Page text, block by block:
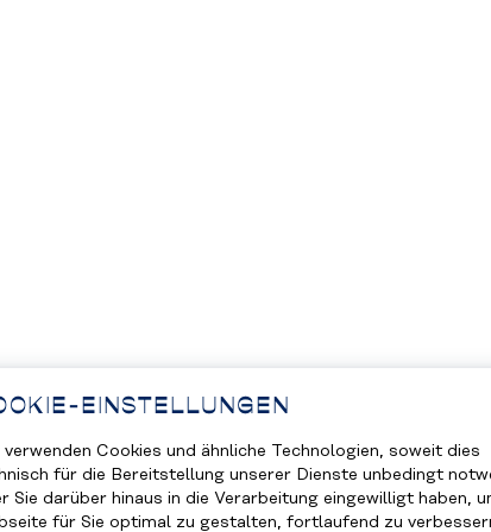
EINSTELLUNGEN
Cookies und ähnliche Technologien, soweit dies
für die Bereitstellung unserer Dienste unbedingt
Sie darüber hinaus in die Verarbeitung eingewilligt haben,
für Sie optimal zu gestalten, fortlaufend zu